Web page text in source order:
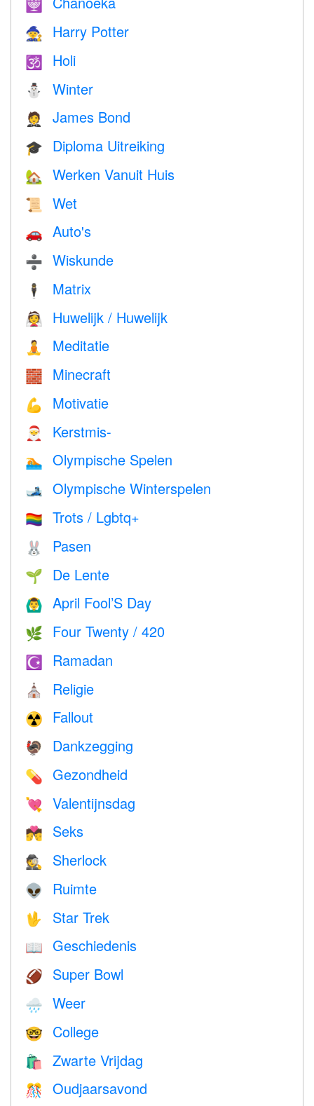
🕎
🧙 Harry Potter
🕉 Holi
⛄ Winter
🤵 James Bond
🎓 Diploma Uitreiking
🏡 Werken Vanuit Huis
📜 Wet
🚗 Auto's
➗ Wiskunde
🕴️ Matrix
👰 Huwelijk / Huwelijk
🧘 Meditatie
🧱 Minecraft
💪 Motivatie
🎅 Kerstmis-
🏊 Olympische Spelen
🎿 Olympische Winterspelen
🏳️‍🌈 Trots / Lgbtq+
🐰 Pasen
🌱 De Lente
🙆‍♂️ April Fool’S Day
🌿 Four Twenty / 420
☪️ Ramadan
⛪️ Religie
☢️ Fallout
🦃 Dankzegging
💊 Gezondheid
💘 Valentijnsdag
💏 Seks
🕵️ Sherlock
👽 Ruimte
🖖 Star Trek
📖 Geschiedenis
🏈 Super Bowl
🌧 Weer
🤓 College
🛍 Zwarte Vrijdag
🎊 Oudjaarsavond